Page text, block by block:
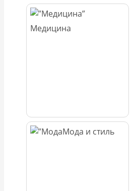
Медицина
Мода и стиль